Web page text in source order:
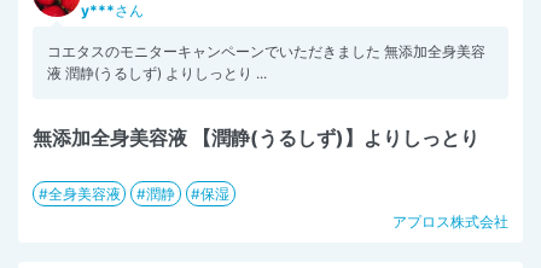
y***さん
コエタスのモニターキャンペーンでいただきました 無添加全身美容
液 潤静(うるしず) よりしっとり ...
無添加全身美容液 【潤静(うるしず)】よりしっとり
全身美容液 潤静
保湿
アプロス株式会社